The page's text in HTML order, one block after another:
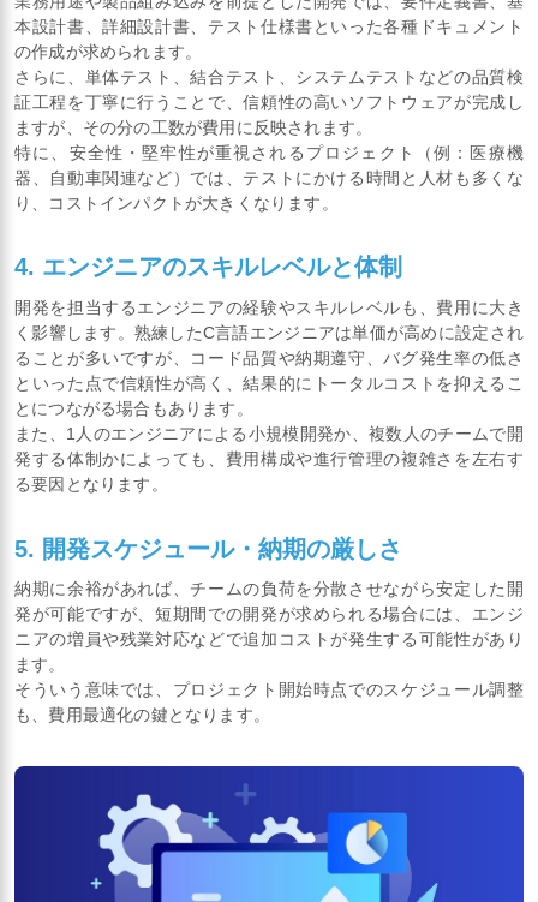
本設計書、詳細設計書、テスト仕様書といった各種ドキュメント
の作成が求められます。
さらに、単体テスト、結合テスト、システムテストなどの品質検
証工程を丁寧に行うことで、信頼性の高いソフトウェアが完成し
ますが、その分の工数が費用に反映されます。
特に、安全性・堅牢性が重視されるプロジェクト（例：医療機
器、自動車関連など）では、テストにかける時間と人材も多くな
り、コストインパクトが大きくなります。
4. エンジニアのスキルレベルと体制
開発を担当するエンジニアの経験やスキルレベルも、費用に大き
く影響します。熟練したC言語エンジニアは単価が高めに設定され
ることが多いですが、コード品質や納期遵守、バグ発生率の低さ
といった点で信頼性が高く、結果的にトータルコストを抑えるこ
とにつながる場合もあります。
また、1人のエンジニアによる小規模開発か、複数人のチームで開
発する体制かによっても、費用構成や進行管理の複雑さを左右す
る要因となります。
5. 開発スケジュール・納期の厳しさ
納期に余裕があれば、チームの負荷を分散させながら安定した開
発が可能ですが、短期間での開発が求められる場合には、エンジ
ニアの増員や残業対応などで追加コストが発生する可能性があり
ます。
そういう意味では、プロジェクト開始時点でのスケジュール調整
も、費用最適化の鍵となります。